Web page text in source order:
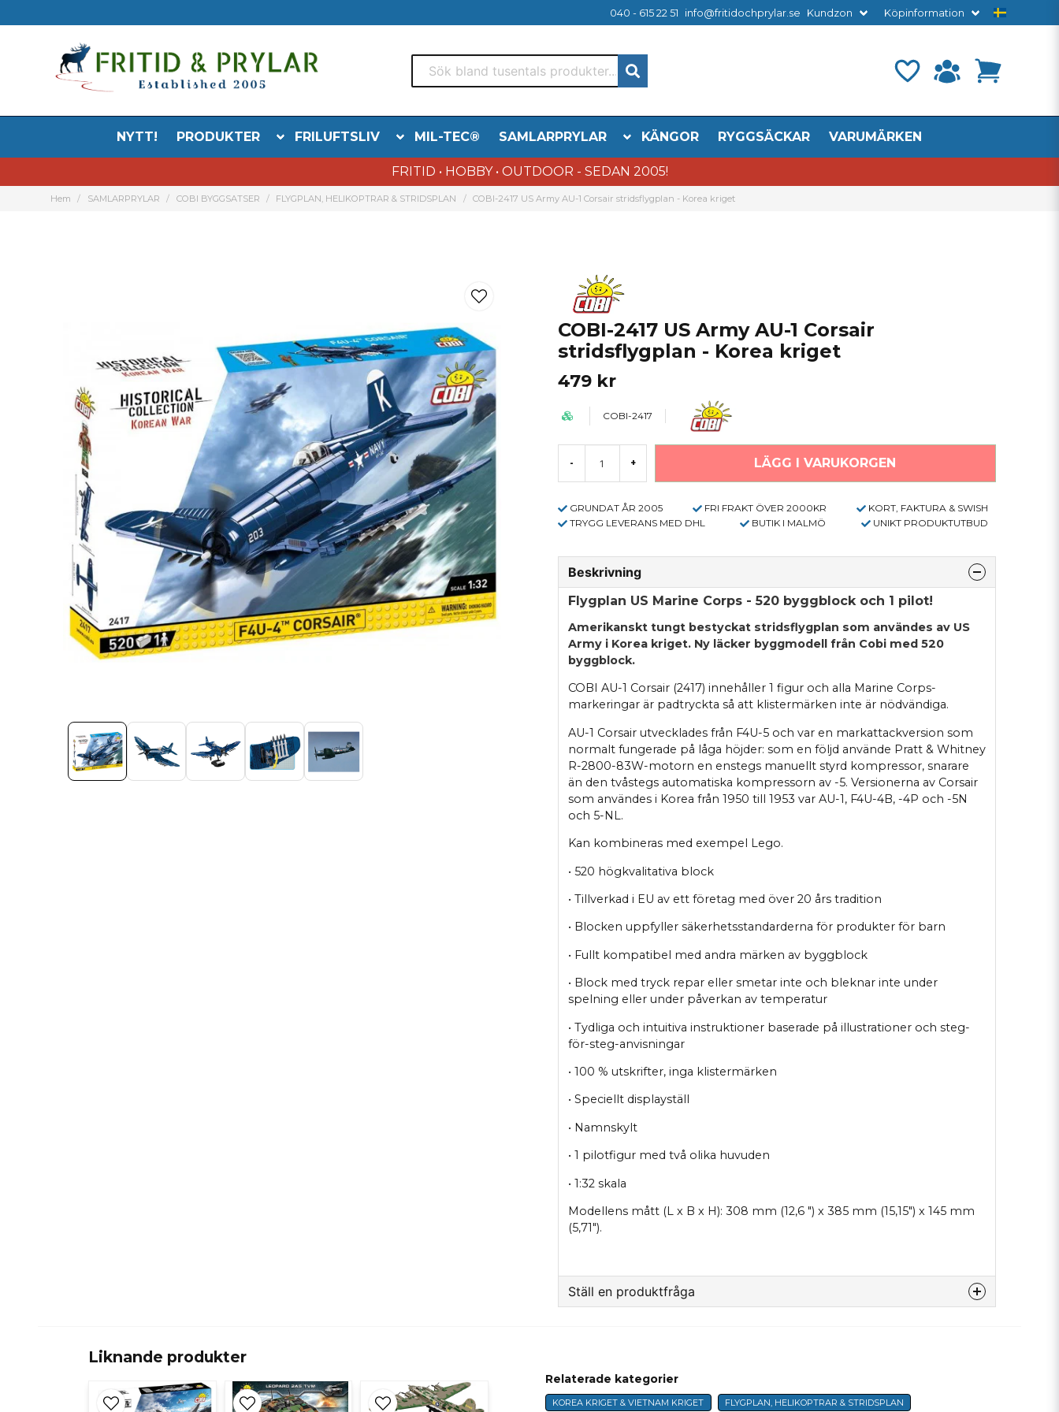
040 - 615 22 51 info@fritidochprylar.se Kundzon Köpinformation
NYTT! PRODUKTER FRILUFTSLIV MIL-TEC® SAMLARPRYLAR KÄNGOR RYGGSÄCKAR VARUMÄRKEN
FRITID • HOBBY • OUTDOOR - SEDAN 2005!
Hem SAMLARPRYLAR COBI BYGGSATSER FLYGPLAN, HELIKOPTRAR & STRIDSPLAN COBI-2417 US Army AU-1 Corsair stridsflygplan - Korea kriget
COBI-2417 US Army AU-1 Corsair
stridsflygplan - Korea kriget
479 kr
COBI-2417
- + LÄGG I VARUKORGEN
GRUNDAT ÅR 2005 FRI FRAKT ÖVER 2000KR
KORT, FAKTURA & SWISH
TRYGG LEVERANS MED DHL
BUTIK I MALMÖ UNIKT PRODUKTUTBUD
Beskrivning
Flygplan US Marine Corps - 520 byggblock och 1 pilot!
Amerikanskt tungt bestyckat stridsflygplan som användes av US
Army i Korea kriget. Ny läcker byggmodell från Cobi med 520
byggblock.
COBI AU-1 Corsair (2417) innehåller 1 figur och alla Marine Corps-
markeringar är padtryckta så att klistermärken inte är nödvändiga.
AU-1 Corsair utvecklades från F4U-5 och var en markattackversion som
normalt fungerade på låga höjder: som en följd använde Pratt & Whitney
R-2800-83W-motorn en enstegs manuellt styrd kompressor, snarare
än den tvåstegs automatiska kompressorn av -5. Versionerna av Corsair
som användes i Korea från 1950 till 1953 var AU-1, F4U-4B, -4P och -5N
och 5-NL.
Kan kombineras med exempel Lego.
• 520 högkvalitativa block
• Tillverkad i EU av ett företag med över 20 års tradition
• Blocken uppfyller säkerhetsstandarderna för produkter för barn
• Fullt kompatibel med andra märken av byggblock
• Block med tryck repar eller smetar inte och bleknar inte under
spelning eller under påverkan av temperatur
• Tydliga och intuitiva instruktioner baserade på illustrationer och steg-
för-steg-anvisningar
• 100 % utskrifter, inga klistermärken
• Speciellt displayställ
• Namnskylt
• 1 pilotfigur med två olika huvuden
• 1:32 skala
Modellens mått (L x B x H): 308 mm (12,6 ") x 385 mm (15,15") x 145 mm
(5,71").
Ställ en produktfråga
Liknande produkter
Relaterade kategorier
KOREA KRIGET & VIETNAM KRIGET FLYGPLAN, HELIKOPTRAR & STRIDSPLAN